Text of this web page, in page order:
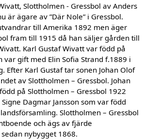
Slottholmen - Gressbol av Anders
är ägare av ”Där Nole” i Gressbol.
till Amerika 1892 men äger
fram till 1915 då han säljer gården till
Karl Gustaf Wivatt var född på
var gift med Elin Sofia Strand f.1889 i
Efter Karl Gustaf tar sonen Johan Olof
av Slottholmen – Gressbol. Johan
på Slottholmen – Gressbol 1922
Dagmar Jansson som var född
Slottholmen – Gressbol
och ägs av fjärde
nybygget 1868.